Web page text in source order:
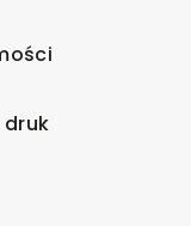
druk